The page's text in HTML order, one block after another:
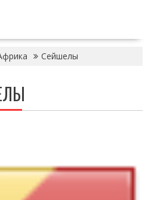
Сейшелы